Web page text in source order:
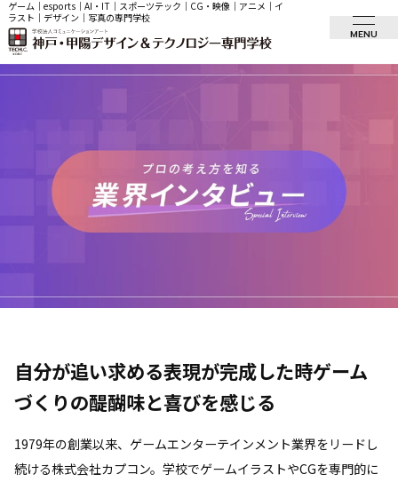
ゲーム｜esports｜AI・IT｜スポーツテック｜CG・映像｜アニメ｜イ
ラスト｜デザイン｜写真の専門学校
MENU
自分が追い求める表現が完成した時ゲーム
づくりの醍醐味と喜びを感じる
1979年の創業以来、ゲームエンターテインメント業界をリードし
続ける株式会社カプコン。学校でゲームイラストやCGを専門的に